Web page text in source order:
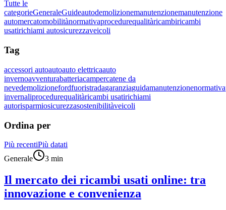
Tutte le
categorieGeneraleGuideautodemolizionemanutenzionemanutenzione
automercatomobilitànormativaprocedurequalitàricambiricambi
usatirichiami autosicurezzaveicoli
Tag
accessori autoautoauto elettricaauto
invernoavventurabatteriacampercatene da
nevedemolizionefordfuoristradagaranziaguidamanutenzionenormativa
invernaliprocedurequalitàricambi usatirichiami
autorisparmiosicurezzasostenibilitàveicoli
Ordina per
Più recentiPiù datati
Generale
3 min
Il mercato dei ricambi usati online: tra
innovazione e convenienza